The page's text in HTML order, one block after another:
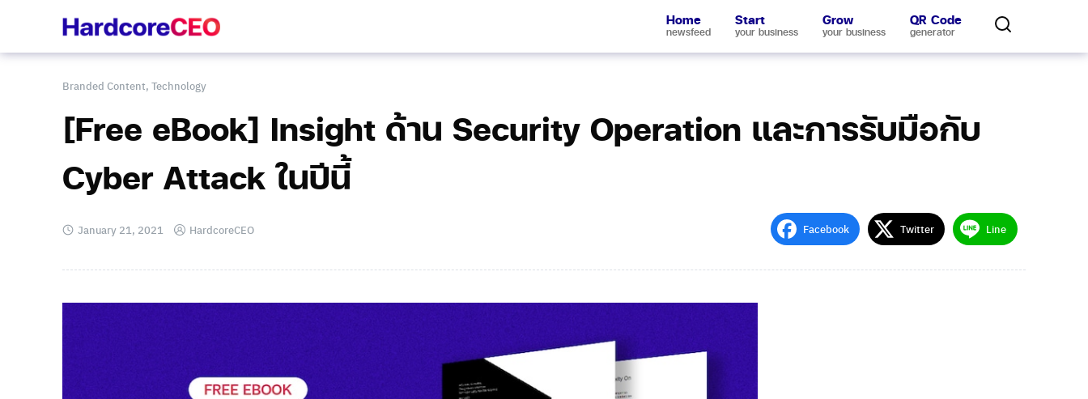
content
Home
newsfeed
Start
your business
Grow
your business
QR Code
generator
Branded Content, Technology
[Free eBook] Insight ด้าน Security Operation และการรับมือกับ
Cyber Attack ในปีนี้
January 21, 2021 HardcoreCEO Facebook Twitter Line